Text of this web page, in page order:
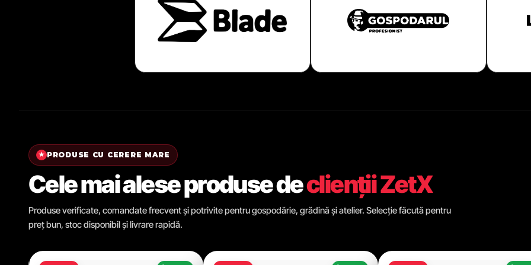
★ PRODUSE CU CERERE MARE
Cele mai alese produse declienții ZetX
Produse verificate, comandate frecvent și potrivite pentru gospodărie, grădină și atelier. Selecție făcută pentru
preț bun, stoc disponibil și livrare rapidă.